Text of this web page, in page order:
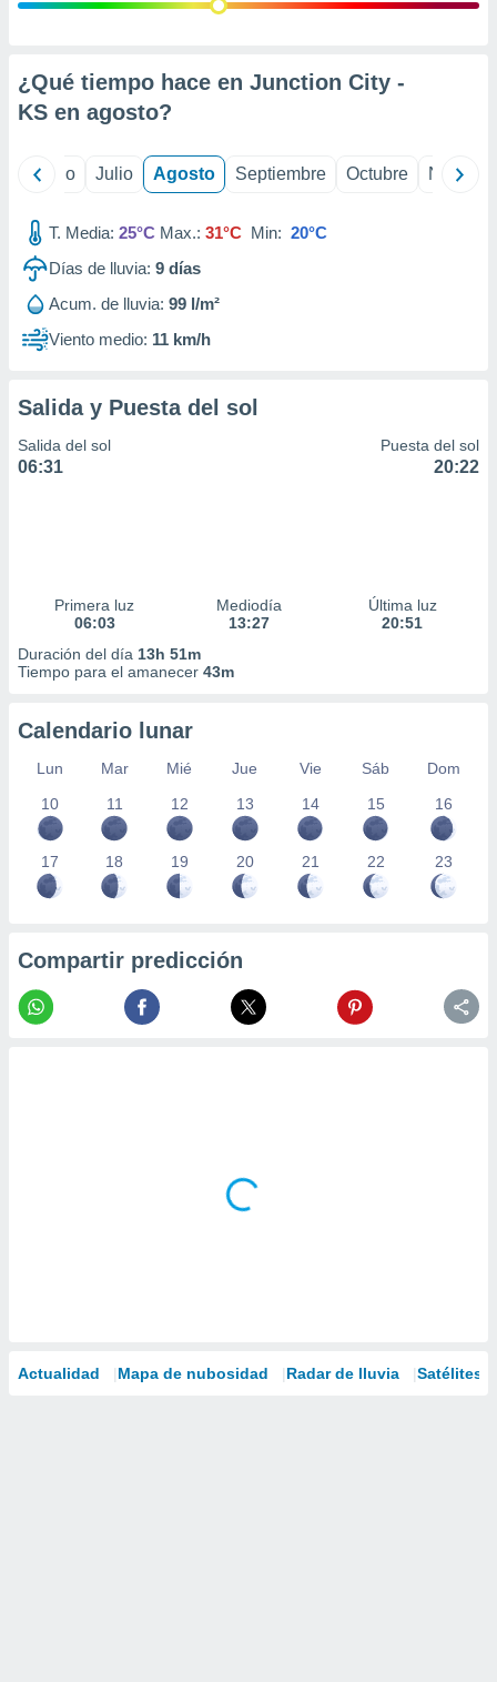
e
mediante
de
1199
¿Qué tiempo hace en Junction City -
KS en agosto?
Junio Julio Agosto Septiembre Octubre
T. Media: 25°C Max.: 31°C Min: 20°C
Días de lluvia: 9 días
Acum. de lluvia: 99 l/m²
Viento medio: 11 km/h
Salida y Puesta del sol
Salida del sol
06:31
Puesta del sol
20:22
Primera luz
06:03
Mediodía
13:27
Última luz
20:51
Duración del día 13h 51m
Tiempo para el amanecer 43m
Calendario lunar
Lun Mar Mié Jue Vie Sáb
Dom
10
11 12 13 14 15 16
17 18 19 20 21 22 23
Compartir predicción
Actualidad Mapa de nubosidad Radar de lluvia Satélites